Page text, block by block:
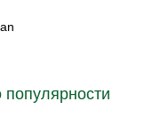
популярности